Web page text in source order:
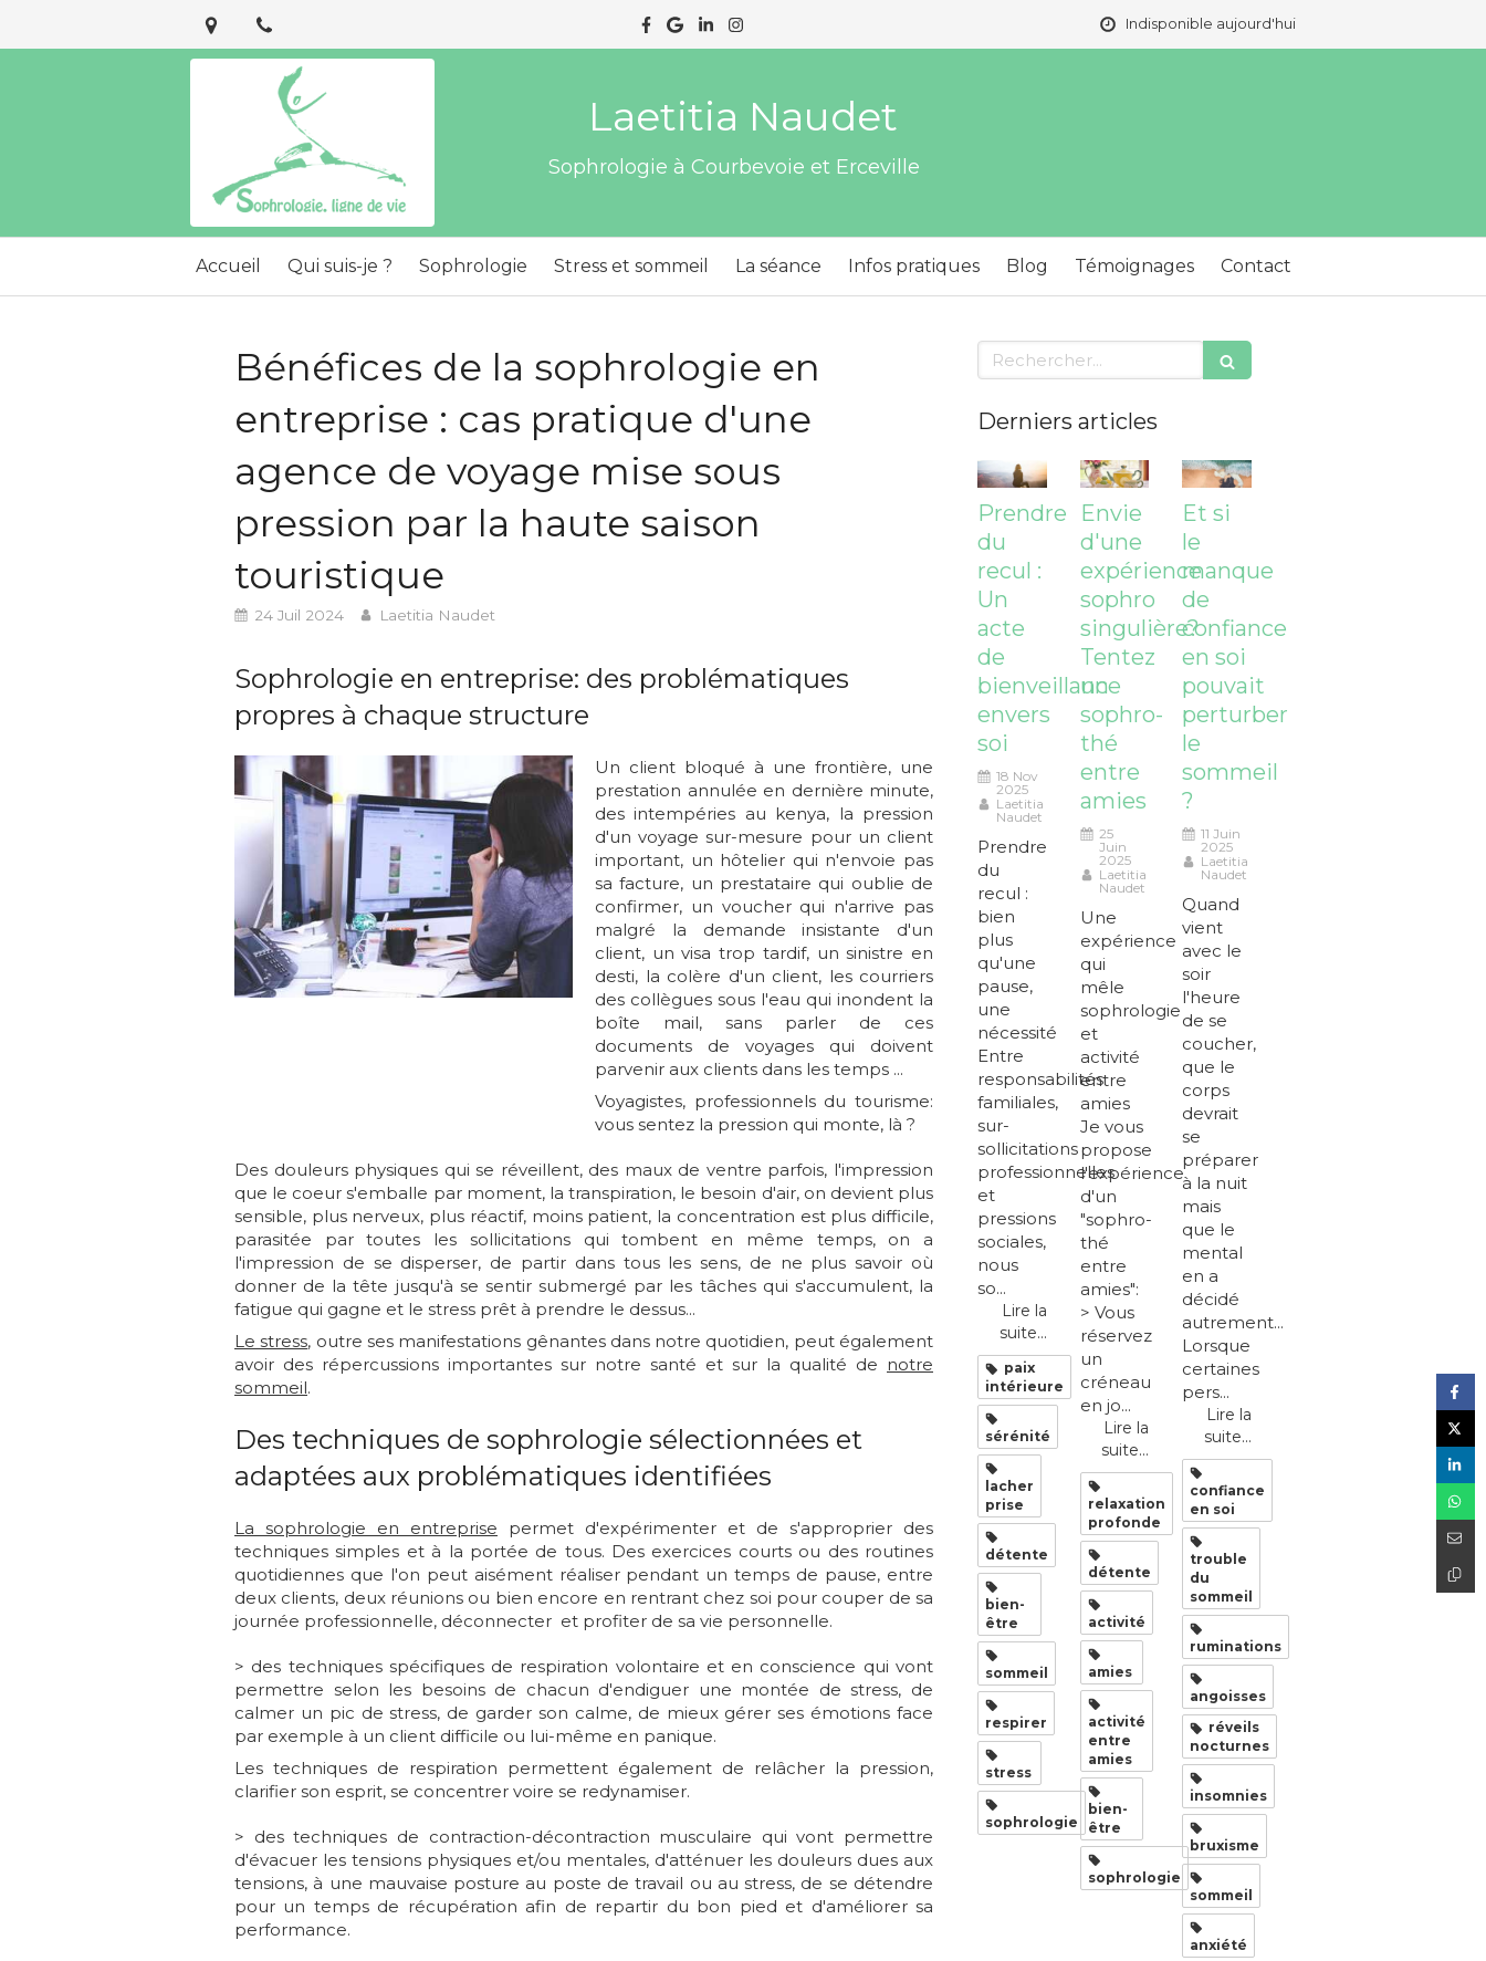
Indisponible aujourd'hui
Laetitia Naudet
Sophrologie à Courbevoie et Erceville
Accueil Qui suis-je ? Sophrologie Stress et sommeil La séance Infos pratiques Blog Témoignages Contact
Bénéfices de la sophrologie en
entreprise : cas pratique d'une
agence de voyage mise sous
pression par la haute saison
touristique
24 Juil 2024 Laetitia Naudet
Sophrologie en entreprise: des problématiques
propres à chaque structure
Un client bloqué à une frontière, une
prestation annulée en dernière minute,
des intempéries au kenya, la pression
d'un voyage sur-mesure pour un client
important, un hôtelier qui n'envoie pas
sa facture, un prestataire qui oublie de
confirmer, un voucher qui n'arrive pas
malgré la demande insistante d'un
client, un visa trop tardif, un sinistre en
desti, la colère d'un client, les courriers
des collègues sous l'eau qui inondent la
boîte mail, sans parler de ces
documents de voyages qui doivent
parvenir aux clients dans les temps ...
Voyagistes, professionnels du tourisme:
vous sentez la pression qui monte, là ?
Des douleurs physiques qui se réveillent, des maux de ventre parfois, l'impression
que le coeur s'emballe par moment, la transpiration, le besoin d'air, on devient plus
sensible, plus nerveux, plus réactif, moins patient, la concentration est plus difficile,
parasitée par toutes les sollicitations qui tombent en même temps, on a
l'impression de se disperser, de partir dans tous les sens, de ne plus savoir où
donner de la tête jusqu'à se sentir submergé par les tâches qui s'accumulent, la
fatigue qui gagne et le stress prêt à prendre le dessus...
Le stress, outre ses manifestations gênantes dans notre quotidien, peut également
avoir des répercussions importantes sur notre santé et sur la qualité de notre
sommeil.
Des techniques de sophrologie sélectionnées et
adaptées aux problématiques identifiées
La sophrologie en entreprise permet d'expérimenter et de s'approprier des
techniques simples et à la portée de tous. Des exercices courts ou des routines
quotidiennes que l'on peut aisément réaliser pendant un temps de pause, entre
deux clients, deux réunions ou bien encore en rentrant chez soi pour couper de sa
journée professionnelle, déconnecter et profiter de sa vie personnelle.
> des techniques spécifiques de respiration volontaire et en conscience qui vont
permettre selon les besoins de chacun d'endiguer une montée de stress, de
calmer un pic de stress, de garder son calme, de mieux gérer ses émotions face
par exemple à un client difficile ou lui-même en panique.
Les techniques de respiration permettent également de relâcher la pression,
clarifier son esprit, se concentrer voire se redynamiser.
> des techniques de contraction-décontraction musculaire qui vont permettre
d'évacuer les tensions physiques et/ou mentales, d'atténuer les douleurs dues aux
tensions, à une mauvaise posture au poste de travail ou au stress, de se détendre
pour un temps de récupération afin de repartir du bon pied et d'améliorer sa
performance.
Rechercher
Derniers articles
Prendre
du
recul :
Un
acte
de
bienveillance
envers
soi
18 Nov
2025
Laetitia
Naudet
Prendre
du
recul :
bien
plus
qu'une
pause,
une
nécessité
Entre
responsabilités
familiales,
sur-
sollicitations
professionnelles
et
pressions
sociales,
nous
so...
Lire la
suite...
paix
intérieure
sérénité
lacher
prise
détente
bien-
être
sommeil
respirer
stress
sophrologie
Envie
d'une
expérience
sophro
singulière?
Tentez
un
sophro-
thé
entre
amies
25
Juin
2025
Laetitia
Naudet
Une
expérience
qui
mêle
sophrologie
et
activité
entre
amies
Je vous
propose
l'expérience
d'un
"sophro-
thé
entre
amies":
> Vous
réservez
un
créneau
en jo...
Lire la
suite...
relaxation
profonde
détente
activité
amies
activité
entre
amies
bien-
être
sophrologie
Et si
le
manque
de
confiance
en soi
pouvait
perturber
le
sommeil
?
11 Juin
2025
Laetitia
Naudet
Quand
vient
avec le
soir
l'heure
de se
coucher,
que le
corps
devrait
se
préparer
à la nuit
mais
que le
mental
en a
décidé
autrement...
Lorsque
certaines
pers...
Lire la
suite...
confiance
en soi
trouble
du
sommeil
ruminations
angoisses
réveils
nocturnes
insomnies
bruxisme
sommeil
anxiété